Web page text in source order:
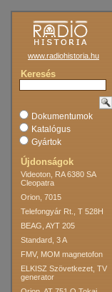
www.radiohistoria.hu
Keresés
Dokumentumok
Katalógus
Gyártok
Újdonságok
Videoton, RA 6380 SA
Cleopatra
Orion, 7015
Telefongyár Rt., T 528H
BEAG, AYT 205
Standard, 3 A
FMV, MOM magnetofon
ELKISZ Szövetkezet, TV
generator